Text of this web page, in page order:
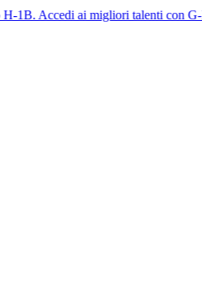
ai migliori talenti con G-P Employer